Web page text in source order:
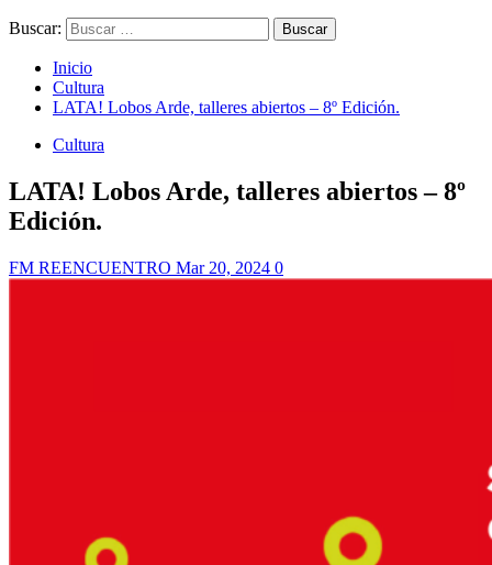
Buscar:
Inicio
Cultura
LATA! Lobos Arde, talleres abiertos – 8º Edición.
Cultura
LATA! Lobos Arde, talleres abiertos – 8º
Edición.
FM REENCUENTRO Mar 20, 2024 0